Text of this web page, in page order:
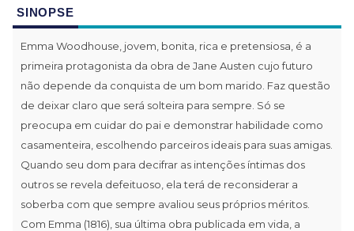
SINOPSE
Emma Woodhouse, jovem, bonita, rica e pretensiosa, é a
primeira protagonista da obra de Jane Austen cujo futuro
não depende da conquista de um bom marido. Faz questão
de deixar claro que será solteira para sempre. Só se
preocupa em cuidar do pai e demonstrar habilidade como
casamenteira, escolhendo parceiros ideais para suas amigas.
Quando seu dom para decifrar as intenções íntimas dos
outros se revela defeituoso, ela terá de reconsiderar a
soberba com que sempre avaliou seus próprios méritos.
Com Emma (1816), sua última obra publicada em vida, a